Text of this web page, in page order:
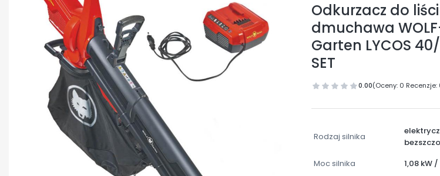
Odkurzacz do liści
dmuchawa
Garten LYCOS
SET
0.00(Oceny: 0 Recenzje:
Rodzaj silnika
Moc silnika
1,08 kW